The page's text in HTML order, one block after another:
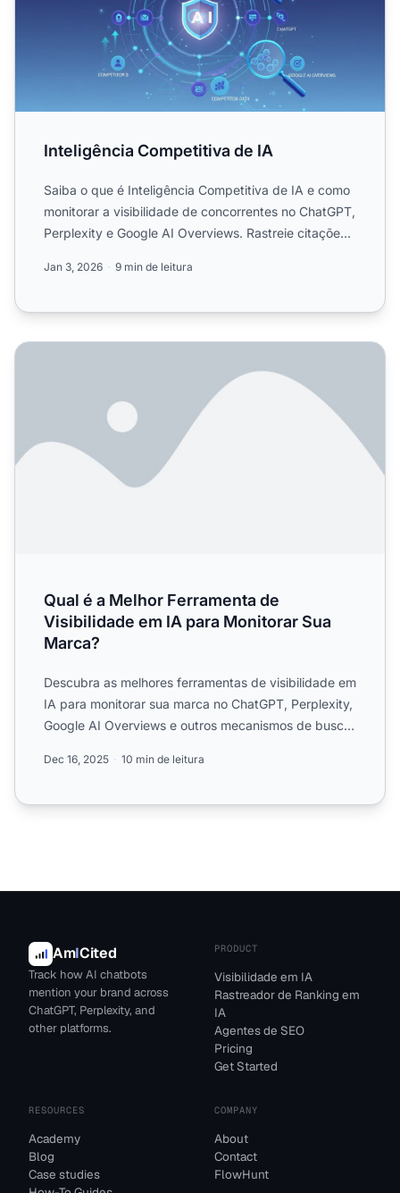
Inteligência Competitiva de IA
Saiba o que é Inteligência Competitiva de IA e como
monitorar a visibilidade de concorrentes no ChatGPT,
Perplexity e Google AI Overviews. Rastreie citações,
Jan 3, 2026 9 min de leitura
Qual é a Melhor Ferramenta de Visibilidade em IA para
Qual é a Melhor Ferramenta de
Visibilidade em IA para Monitorar Sua
Marca?
Descubra as melhores ferramentas de visibilidade em
IA para monitorar sua marca no ChatGPT, Perplexity,
Google AI Overviews e outros mecanismos de busca
Dec 16, 2025 10 min de leitura
AmICited
Track how AI chatbots
mention your brand across
ChatGPT, Perplexity, and
other platforms.
PRODUCT
Visibilidade em IA
Rastreador de Ranking em
IA
Agentes de SEO
Pricing
Get Started
RESOURCES
Academy
Blog
Case studies
COMPANY
About
Contact
FlowHunt